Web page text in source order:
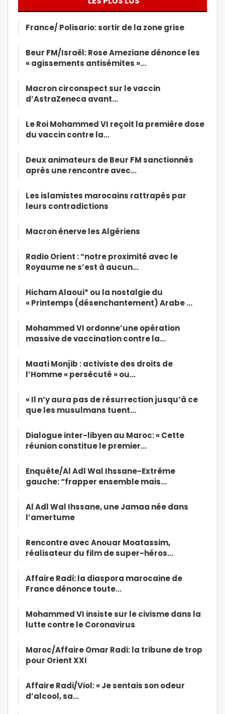
France/ Polisario: sortir de la zone grise
Beur FM/Israël: Rose Ameziane dénonce les
« agissements antisémites »…
Macron circonspect sur le vaccin
d’AstraZeneca avant…
Le Roi Mohammed VI reçoit la première dose
du vaccin contre la…
Deux animateurs de Beur FM sanctionnés
après une rencontre avec…
Les islamistes marocains rattrapés par
leurs contradictions
Macron énerve les Algériens
Radio Orient : “notre proximité avec le
Royaume ne s’est à aucun…
Hicham Alaoui* ou la nostalgie du
« Printemps (désenchantement) Arabe …
Mohammed VI ordonne’une opération
massive de vaccination contre la…
Maati Monjib : activiste des droits de
l’Homme « persécuté » ou…
« Il n’y aura pas de résurrection jusqu’à ce
que les musulmans tuent…
Dialogue inter-libyen au Maroc: « Cette
réunion constitue le premier…
Enquête/Al Adl Wal Ihssane-Extrême
gauche: “frapper ensemble mais…
Al Adl Wal Ihssane, une Jamaa née dans
l’amertume
Rencontre avec Anouar Moatassim,
réalisateur du film de super-héros…
Affaire Radi: la diaspora marocaine de
France dénonce toute…
Mohammed VI insiste sur le civisme dans la
lutte contre le Coronavirus
Maroc/Affaire Omar Radi: la tribune de trop
pour Orient XXI
Affaire Radi/Viol: « Je sentais son odeur
d’alcool, sa…